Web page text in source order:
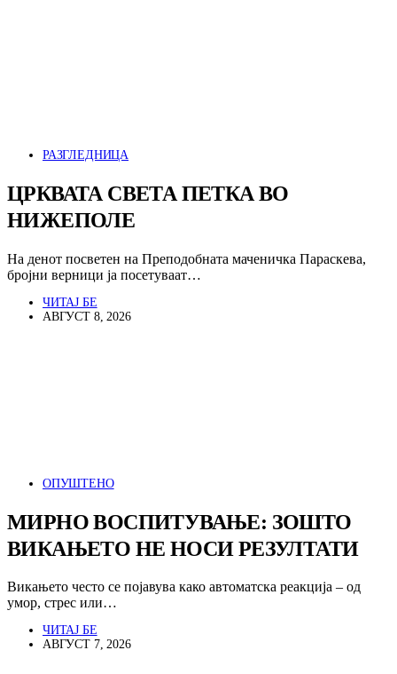
РАЗГЛЕДНИЦА
ЦРКВАТА СВЕТА ПЕТКА ВО
НИЖЕПОЛЕ
На денот посветен на Преподобната маченичка Параскева,
бројни верници ја посетуваат…
ЧИТАЈ БЕ
АВГУСТ 8, 2026
ОПУШТЕНО
МИРНО ВОСПИТУВАЊЕ: ЗОШТО
ВИКАЊЕТО НЕ НОСИ РЕЗУЛТАТИ
Викањето често се појавува како автоматска реакција – од
умор, стрес или…
ЧИТАЈ БЕ
АВГУСТ 7, 2026